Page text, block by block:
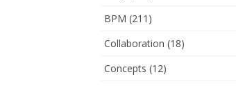
BPM (211)
Collaboration (18)
Concepts (12)